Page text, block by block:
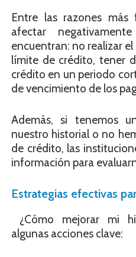
Entre las razones más
afectar
encuentran: no realizar
límite de crédito, tener
crédito en un periodo
de vencimiento de los
Además, si tenemos
nuestro historial o no
de crédito, las
información para
Estrategias efectivas
¿Cómo mejorar mi
algunas acciones clave: